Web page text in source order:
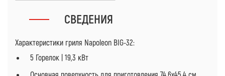
СВЕДЕНИЯ
Характеристики гриля Napoleon BIG-32:
5 Горелок | 19,3 кВт